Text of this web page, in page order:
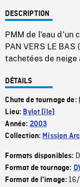
DESCRIPTION
PMM de l'eau d'un
PAN VERS LE
tachetées de neige
DÉTAILS
Chute de tournage de:
Lieu: Bylot (île)
Année: 2003
Collection: Mission
Formats disponibles:
Format de tournage:
Format de l'image: